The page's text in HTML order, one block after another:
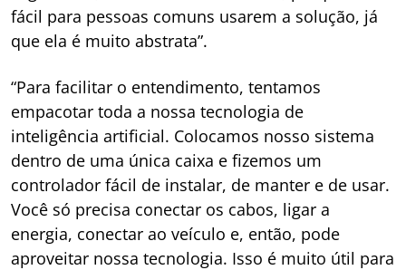
fácil para pessoas comuns usarem a solução, já
que ela é muito abstrata”.
“Para facilitar o entendimento, tentamos
empacotar toda a nossa tecnologia de
inteligência artificial. Colocamos nosso sistema
dentro de uma única caixa e fizemos um
controlador fácil de instalar, de manter e de usar.
Você só precisa conectar os cabos, ligar a
energia, conectar ao veículo e, então, pode
aproveitar nossa tecnologia. Isso é muito útil para